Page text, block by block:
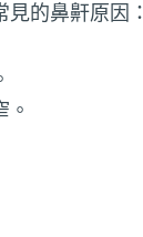
的鼻鼾原因：